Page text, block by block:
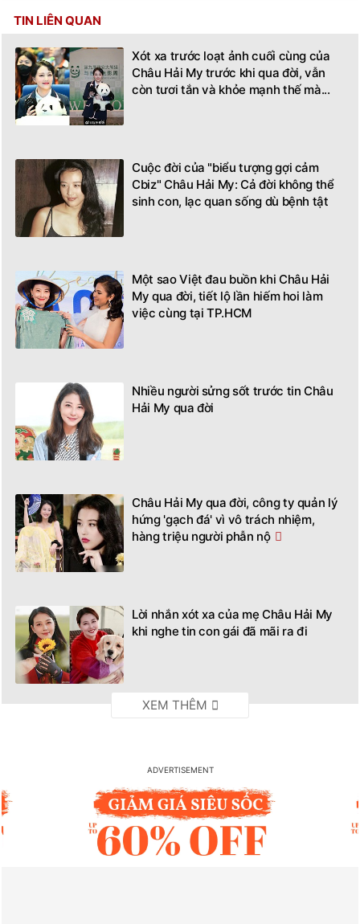
TIN LIÊN QUAN
Xót xa trước loạt ảnh cuối cùng của
Châu Hải My trước khi qua đời, vẫn
còn tươi tắn và khỏe mạnh thế mà...
Cuộc đời của "biểu tượng gợi cảm
Cbiz" Châu Hải My: Cả đời không thể
sinh con, lạc quan sống dù bệnh tật
Một sao Việt đau buồn khi Châu Hải
My qua đời, tiết lộ lần hiếm hoi làm
việc cùng tại TP.HCM
Nhiều người sửng sốt trước tin Châu
Hải My qua đời
Châu Hải My qua đời, công ty quản lý
hứng 'gạch đá' vì vô trách nhiệm,
hàng triệu người phẫn nộ
Lời nhắn xót xa của mẹ Châu Hải My
khi nghe tin con gái đã mãi ra đi